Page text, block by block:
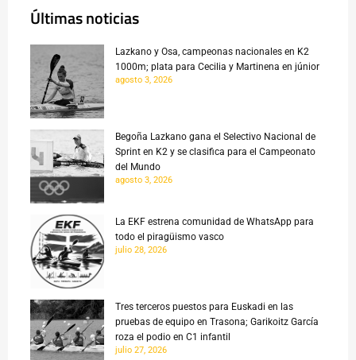
Últimas noticias
Lazkano y Osa, campeonas nacionales en K2
1000m; plata para Cecilia y Martinena en júnior
agosto 3, 2026
Begoña Lazkano gana el Selectivo Nacional de
Sprint en K2 y se clasifica para el Campeonato
del Mundo
agosto 3, 2026
La EKF estrena comunidad de WhatsApp para
todo el piragüismo vasco
julio 28, 2026
Tres terceros puestos para Euskadi en las
pruebas de equipo en Trasona; Garikoitz García
roza el podio en C1 infantil
julio 27, 2026